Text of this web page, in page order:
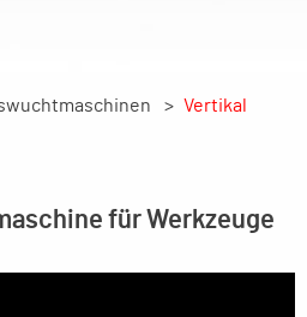
Vertikal
für Werkzeuge